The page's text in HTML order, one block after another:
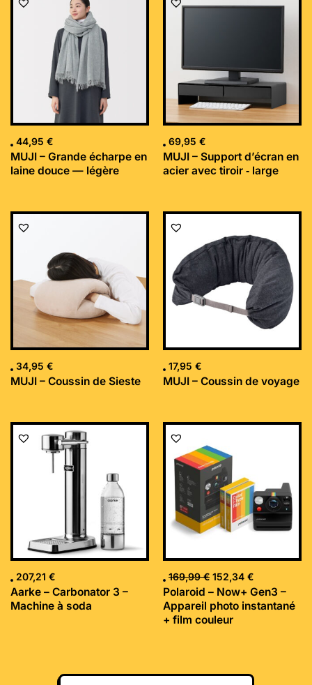
44,95 €
MUJI – Grande écharpe en
laine douce — légère
69,95 €
MUJI – Support d’écran en
acier avec tiroir ‐ large
34,95 €
MUJI – Coussin de Sieste
17,95 €
MUJI – Coussin de voyage
207,21 €
Aarke – Carbonator 3 –
Machine à soda
169,99€
Le
initial
était :
169,99 €.
152,34 €
Le
Polaroid – Now+ Gen3 –
Appareil photo instantané
+ film couleur